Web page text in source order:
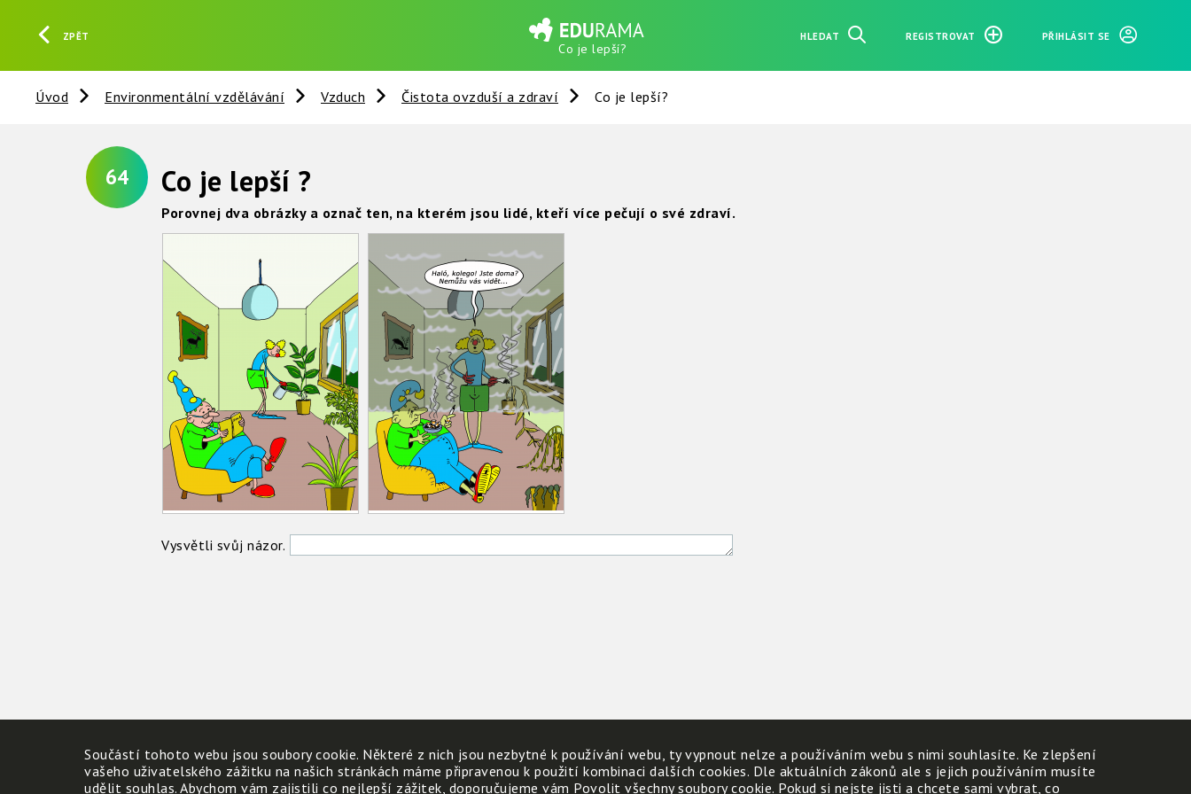
ZPĚT
Co je lepší?
HLEDAT REGISTROVAT PŘIHLÁSIT SE
Úvod Environmentální vzdělávání Vzduch Čistota ovzduší a zdraví Co je lepší?
64 Co je lepší ?
Porovnej dva obrázky a označ ten, na kterém jsou lidé, kteří více pečují o své zdraví.
Vysvětli svůj názor.
Součástí tohoto webu jsou soubory cookie. Některé z nich jsou nezbytné k používání webu, ty vypnout nelze a používáním webu s nimi souhlasíte. Ke zlepšení
vašeho uživatelského zážitku na našich stránkách máme připravenou k použití kombinaci dalších cookies. Dle aktuálních zákonů ale s jejich používáním musíte
udělit souhlas. Abychom vám zajistili co nejlepší zážitek, doporučujeme vám Povolit všechny soubory cookie. Pokud si nejste jisti a chcete sami vybrat, co